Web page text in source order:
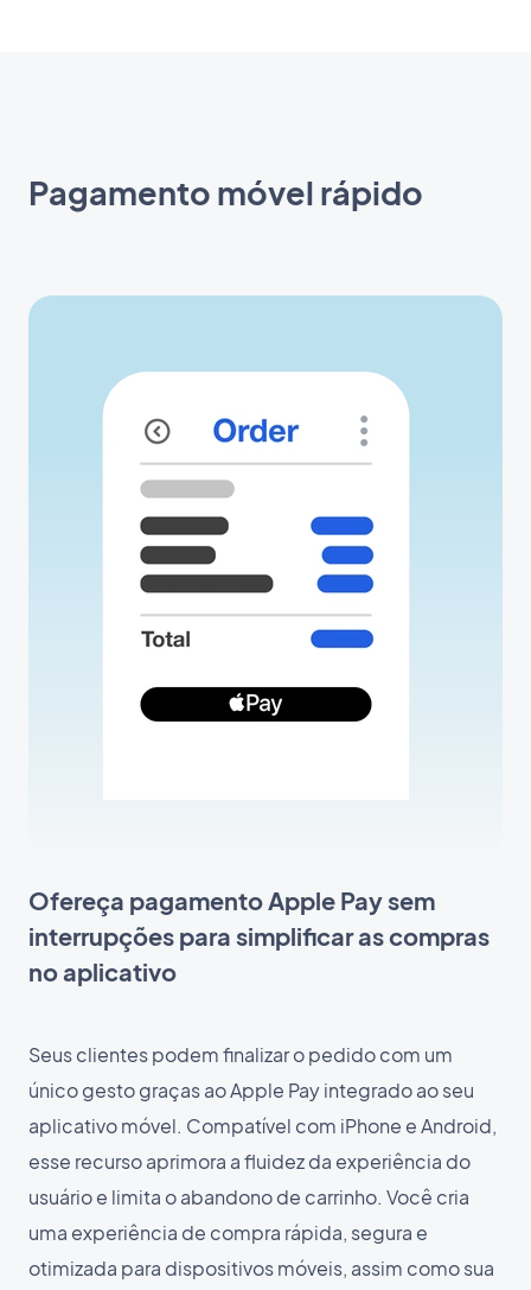
Pagamento móvel rápido
Ofereça pagamento Apple Pay sem
interrupções para simplificar as compras
no aplicativo
Seus clientes podem finalizar o pedido com um
único gesto graças ao Apple Pay integrado ao seu
aplicativo móvel. Compatível com iPhone e Android,
esse recurso aprimora a fluidez da experiência do
usuário e limita o abandono de carrinho. Você cria
uma experiência de compra rápida, segura e
otimizada para dispositivos móveis, assim como sua